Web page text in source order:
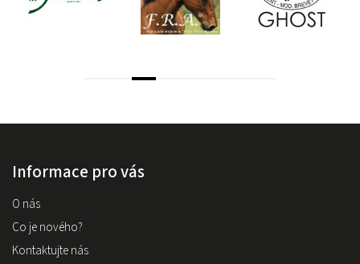
Informace pro vás
O nás
Co je nového?
Kontaktujte nás